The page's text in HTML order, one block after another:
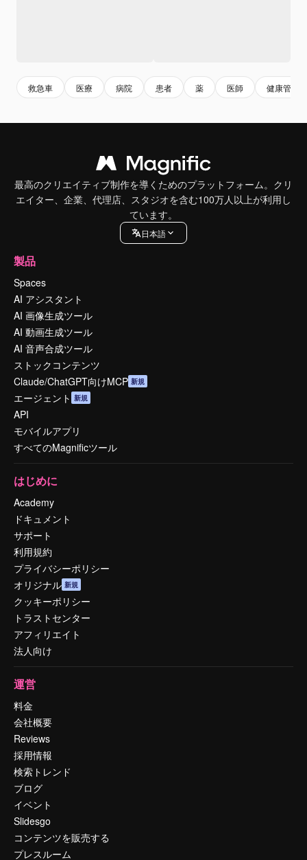
救急車 医療 病院 患者 薬 医師 健康管理
最高のクリエイティブ制作を導くためのプラットフォーム。クリ
エイター、企業、代理店、スタジオを含む100万人以上が利用し
ています。
日本語
製品
Spaces
AI アシスタント
AI 画像生成ツール
AI 動画生成ツール
AI 音声合成ツール
ストックコンテンツ
Claude/ChatGPT向けMCP 新規
エージェント 新規
API
モバイルアプリ
すべてのMagnificツール
はじめに
Academy
ドキュメント
サポート
利用規約
プライバシーポリシー
オリジナル 新規
クッキーポリシー
トラストセンター
アフィリエイト
法人向け
運営
料金
会社概要
Reviews
採用情報
検索トレンド
ブログ
イベント
Slidesgo
コンテンツを販売する
プレスルーム